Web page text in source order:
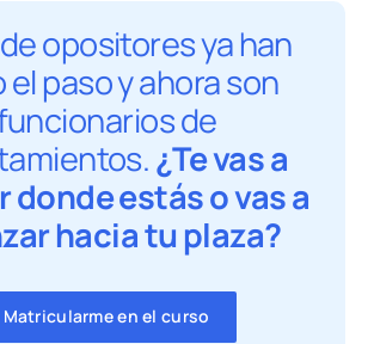
opositores ya han
el paso y ahora son
de
¿Te vas a
donde estás o vas a
hacia tu plaza?
Matricularme en el curso